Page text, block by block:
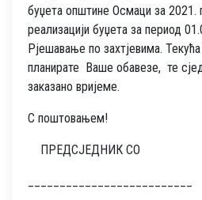
буџета општине Осмаци за 2021.
реализацији буџета за период
Рјешавање по захтјевима.
планирате Ваше обавезе, те
заказано вријеме.
С поштовањем!
ПРЕДСЈЕДНИК СО